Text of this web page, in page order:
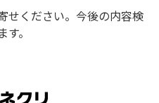
せください。今後の内容検
。